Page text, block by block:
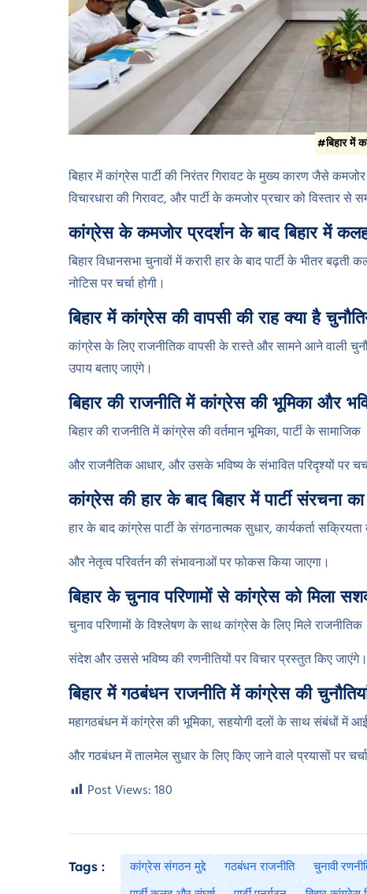
#बिहार में
बिहार में कांग्रेस पार्टी की निरंतर गिरावट के मुख्य कारण जैसे
विचारधारा की गिरावट, और पार्टी के कमजोर प्रचार को विस्तार से
कांग्रेस के कमजोर प्रदर्शन के बाद बिहार में
बिहार विधानसभा चुनावों में करारी हार के बाद पार्टी के भीतर
नोटिस पर चर्चा होगी।
बिहार में कांग्रेस की वापसी की राह क्या है
कांग्रेस के लिए राजनीतिक वापसी के रास्ते और सामने आने वाली
उपाय बताए जाएंगे।
बिहार की राजनीति में कांग्रेस की भूमिका और
बिहार की राजनीति में कांग्रेस की वर्तमान भूमिका, पार्टी के सामाजिक
और राजनैतिक आधार, और उसके भविष्य के संभावित परिदृश्यों पर
कांग्रेस की हार के बाद बिहार में पार्टी संरचना का
हार के बाद कांग्रेस पार्टी के संगठनात्मक सुधार, कार्यकर्ता सक्रियता
और नेतृत्व परिवर्तन की संभावनाओं पर फोकस किया जाएगा।
बिहार के चुनाव परिणामों से कांग्रेस को मिला
चुनाव परिणामों के विश्लेषण के साथ कांग्रेस के लिए मिले राजनीतिक
संदेश और उससे भविष्य की रणनीतियों पर विचार प्रस्तुत किए जाएंगे।
बिहार में गठबंधन राजनीति में कांग्रेस की
महागठबंधन में कांग्रेस की भूमिका, सहयोगी दलों के साथ संबंधों में आई
और गठबंधन में तालमेल सुधार के लिए किए जाने वाले प्रयासों पर चर्चा
Post Views:180
Tags : कांग्रेस संगठन मुद्दे गठबंधन राजनीति
चुनावी